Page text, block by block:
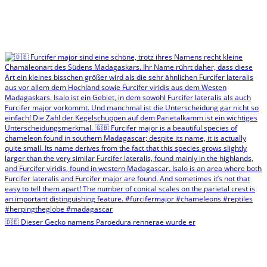
🇩🇪 Dieser Gecko namens Paroedura rennerae wurde er